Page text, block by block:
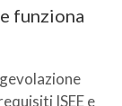
funziona
ISEE e